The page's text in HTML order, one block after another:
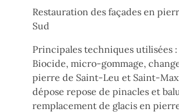
Restauration des façades en
Sud
Principales techniques utilisées
Biocide, micro-gommage,
pierre de Saint-Leu et Saint-
dépose repose de pinacles et
remplacement de glacis en